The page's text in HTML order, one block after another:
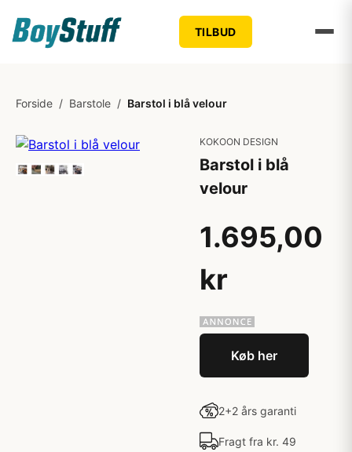
TILBUD
Forside / Barstole / Barstol i blå velour
KOKOON DESIGN
Barstol i blå
velour
1.695,00
kr
Køb her
2+2 års garanti
Fragt fra kr. 49